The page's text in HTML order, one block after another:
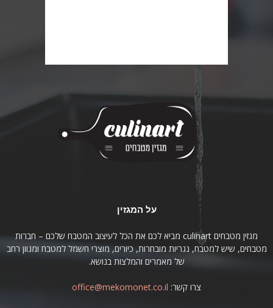
על המגזין
מגזין מטבחים culinart מביא לכם את הכל לעיצוב המטבח שלכם – חברות
מטבחים, שיש למטבח, נגריות מובחרות, כיורים, מוצרי חשמל למטבח ומגוון רחב
של מאמרים והמלצות בנושא.
צרו קשר: office@mekomonet.co.il